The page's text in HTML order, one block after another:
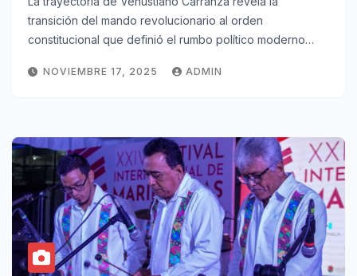
transición del mando revolucionario al orden
constitucional que definió el rumbo político moderno…
NOVIEMBRE 17, 2025 ADMIN